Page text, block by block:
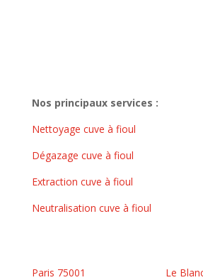
Nos principaux services :
Nettoyage cuve à fioul
Dégazage cuve à fioul
Extraction cuve à fioul
Neutralisation cuve à fioul
Paris 75001
Le